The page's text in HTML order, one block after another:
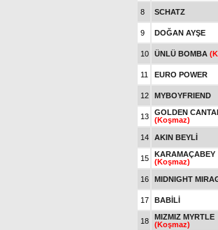
8 SCHATZ
9 DOĞAN AYŞE
10 ÜNLÜ BOMBA
11 EURO POWER
12 MYBOYFRIEND
13
GOLDEN
(Koşmaz)
14 AKIN BEYLİ
15
KARAMAÇABEY
(Koşmaz)
16 MIDNIGHT
17 BABİLİ
18
MIZMIZ MYRTLE
(Koşmaz)